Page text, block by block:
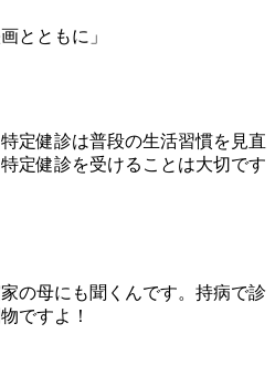
とともに」
定健診は普段の生活習慣を見直
定健診を受けることは大切です
の母にも聞くんです。持病で診
ですよ！